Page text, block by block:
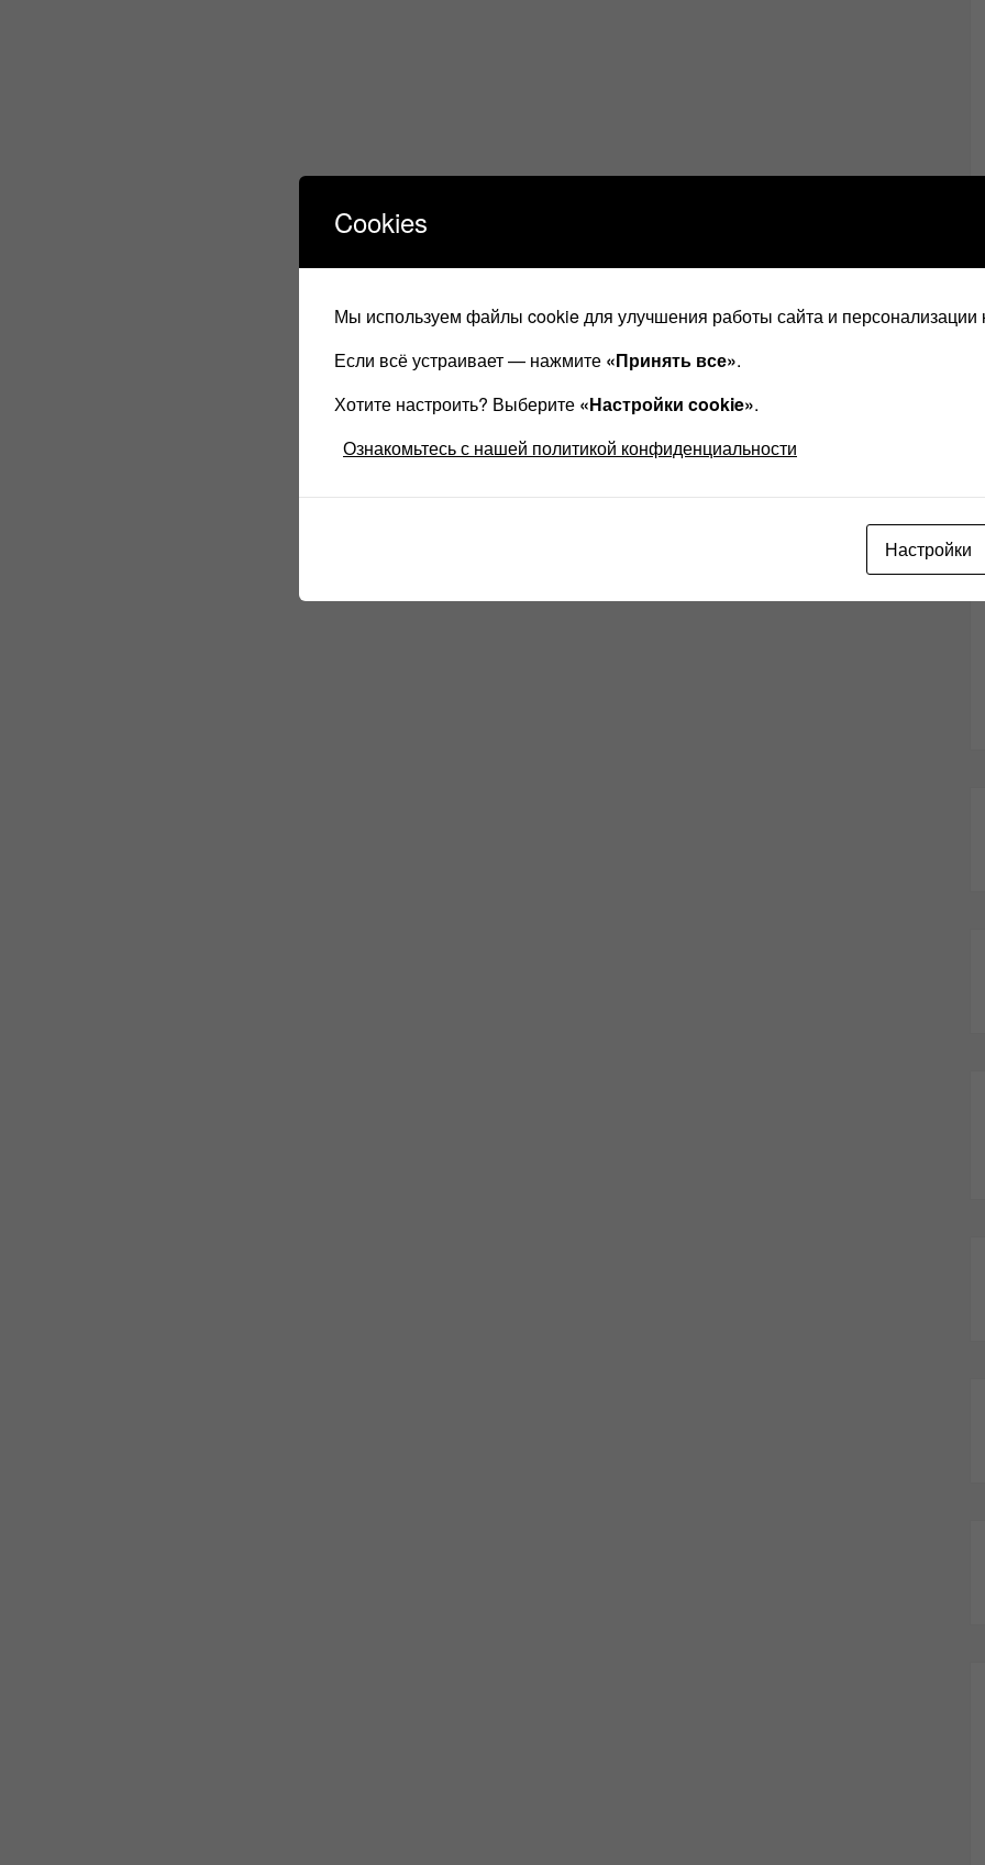
Cookies
Мы используем файлы cookie для улучшения работы сайта и персонализации
Если всё устраивает — нажмите «Принять все».
Хотите настроить? Выберите «Настройки cookie».
Ознакомьтесь с нашей политикой конфиденциальности
Настройки